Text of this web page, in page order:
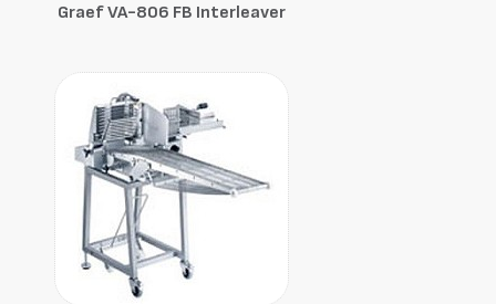
Graef VA-806 FB Interleaver